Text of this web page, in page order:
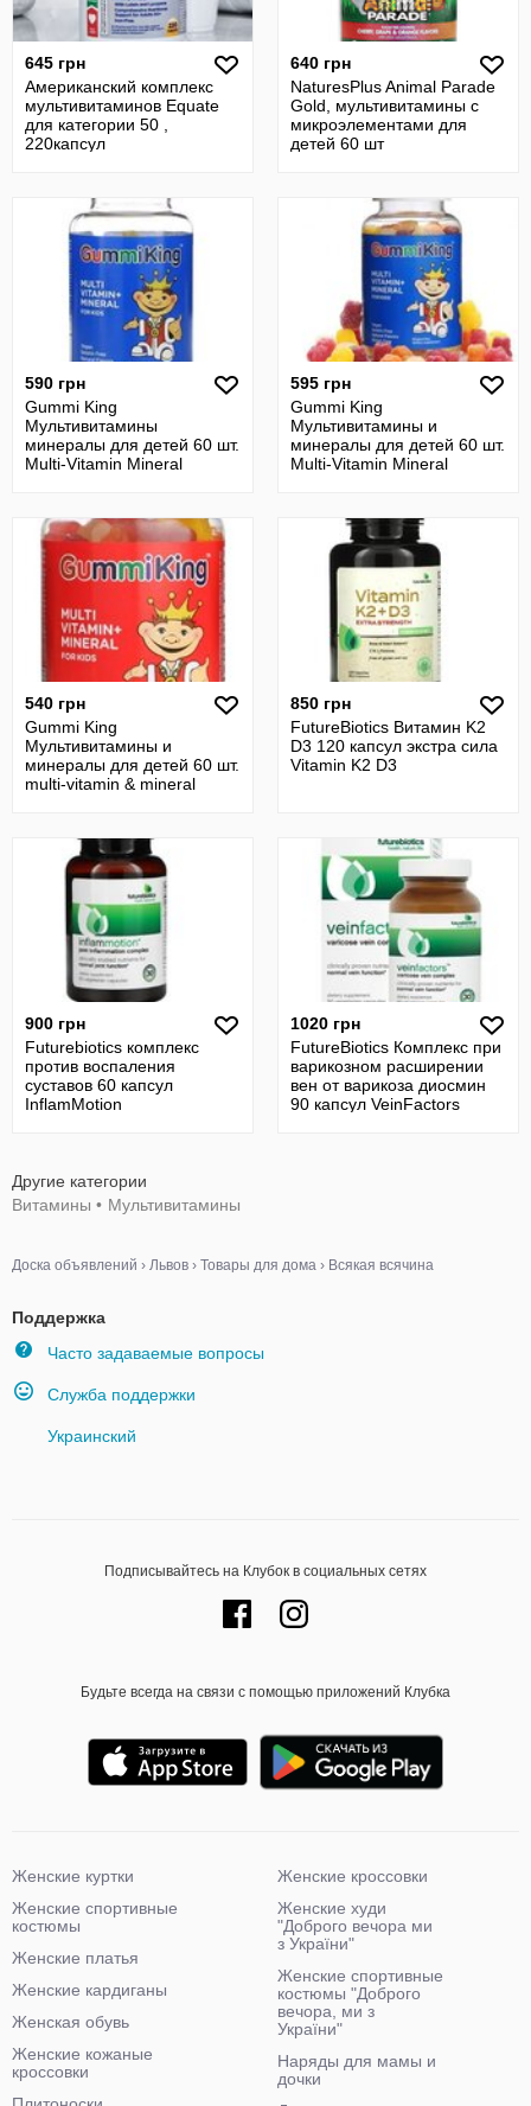
645 грн
Американский комплекс
мультивитаминов Equate
для категории 50 ,
220капсул
640 грн
NaturesPlus Animal Parade
Gold, мультивитамины с
микроэлементами для
детей 60 шт
590 грн
Gummi King
Мультивитамины
минералы для детей 60 шт.
Multi-Vitamin Mineral
595 грн
Gummi King
Мультивитамины и
минералы для детей 60 шт.
Multi-Vitamin Mineral
540 грн
Gummi King
Мультивитамины и
минералы для детей 60 шт.
multi-vitamin & mineral
850 грн
FutureBiotics Витамин K2
D3 120 капсул экстра сила
Vitamin K2 D3
900 грн
Futurebiotics комплекс
против воспаления
суставов 60 капсул
InflamMotion
1020 грн
FutureBiotics Комплекс при
варикозном расширении
вен от варикоза диосмин
90 капсул VeinFactors
Другие категории
Витамины • Мультивитамины
Доска объявлений › Львов › Товары для дома › Всякая всячина
Поддержка
Часто задаваемые вопросы
Служба поддержки
Украинский
Подписывайтесь на Клубок в социальных сетях
Будьте всегда на связи с помощью приложений Клубка
Женские куртки
Женские спортивные
костюмы
Женские платья
Женские кардиганы
Женская обувь
Женские кожаные
кроссовки
Женские кроссовки
Женские худи
"Доброго вечора ми
з України"
Женские спортивные
костюмы "Доброго
вечора, ми з
України"
Наряды для мамы и
дочки